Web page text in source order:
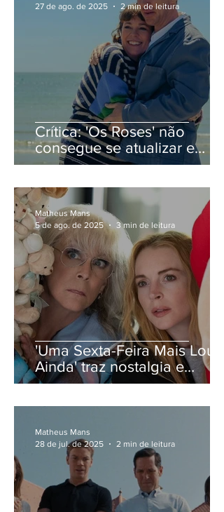
Crítica: 'Os Roses' não
consegue se atualizar e
volta como comédia
27 de ago. de 2025
2 min de leitura
'Uma Sexta-Feira Mais Louca
Ainda' traz nostalgia e
diversão em dose dupla
Matheus Mans
5 de ago. de 2025
3 min de leitura
Matheus Mans
28 de jul. de 2025
2 min de leitura